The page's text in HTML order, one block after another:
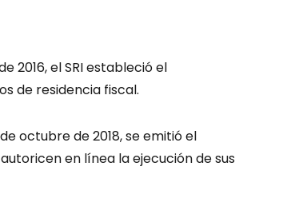
2016, el SRI estableció el
de residencia fiscal.
octubre de 2018, se emitió el
en línea la ejecución de sus